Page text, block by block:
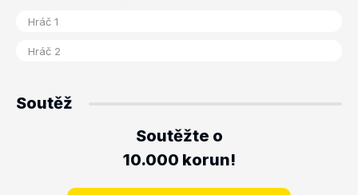
Soutěž
Soutěžte o
10.000 korun!